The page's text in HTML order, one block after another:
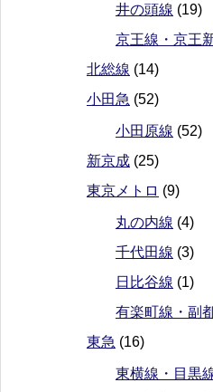
井の頭線 (19)
京王線・京王
北総線 (14)
小田急 (52)
小田原線 (52)
新京成 (25)
東京メトロ (9)
丸の内線 (4)
千代田線 (3)
日比谷線 (1)
有楽町線・副
東急 (16)
東横線・目黒